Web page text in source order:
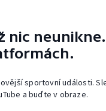
nic
sportovní události.
a buďte v obraze.